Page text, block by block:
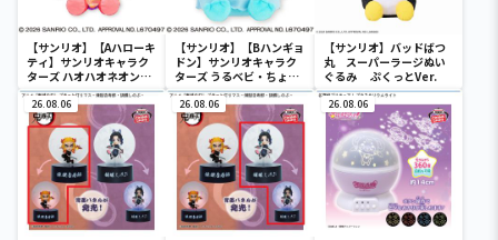
【サンリオ】【Aハローキ
ティ】サンリオキャラク
ターズ ハオハオネオンタ
ウンドールBIGタイプ1
【サンリオ】【Bハンギョ
ドン】サンリオキャラク
ターズ うるベビ・ちょい
デカドール
【サンリオ】バッドばつ
丸 スーパーラージぬい
ぐるみ ぷくっとVer.
26.08.06 26.08.06 26.08.06